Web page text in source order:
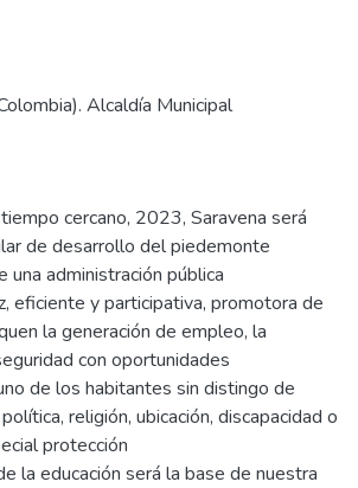
Alcaldía Municipal
cercano, 2023, Saravena será
de desarrollo del piedemonte
una administración pública
eficiente y participativa, promotora de
la generación de empleo, la
con oportunidades
de los habitantes sin distingo de
religión, ubicación, discapacidad o
protección
la educación será la base de nuestra